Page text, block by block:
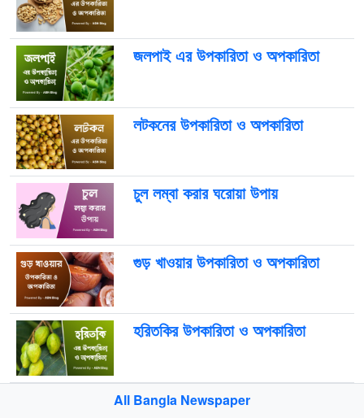
জলপাই এর উপকারিতা ও অপকারিতা
লটকনের উপকারিতা ও অপকারিতা
চুল লম্বা করার ঘরোয়া উপায়
গুড় খাওয়ার উপকারিতা ও অপকারিতা
হরিতকির উপকারিতা ও অপকারিতা
All Bangla Newspaper